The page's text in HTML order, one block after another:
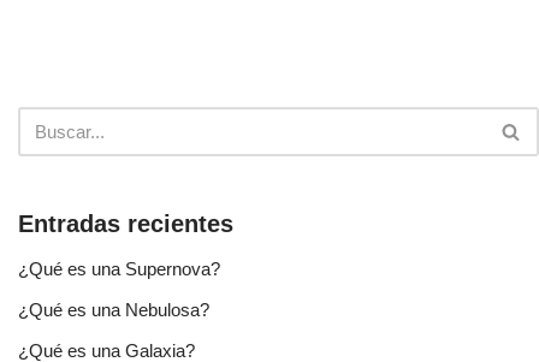
Entradas recientes
¿Qué es una Supernova?
¿Qué es una Nebulosa?
¿Qué es una Galaxia?